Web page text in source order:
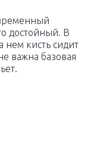
достойный. В
нем кисть сидит
важна базовая